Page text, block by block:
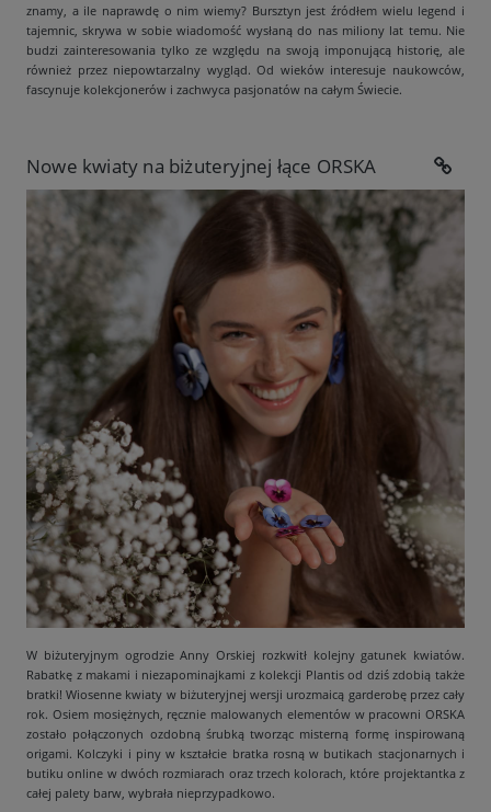
znamy, a ile naprawdę o nim wiemy? Bursztyn jest źródłem wielu legend i
tajemnic, skrywa w sobie wiadomość wysłaną do nas miliony lat temu. Nie
budzi zainteresowania tylko ze względu na swoją imponującą historię, ale
również przez niepowtarzalny wygląd. Od wieków interesuje naukowców,
fascynuje kolekcjonerów i zachwyca pasjonatów na całym Świecie.
Nowe kwiaty na biżuteryjnej łące ORSKA
W biżuteryjnym ogrodzie Anny Orskiej rozkwitł kolejny gatunek kwiatów.
Rabatkę z makami i niezapominajkami z kolekcji Plantis od dziś zdobią także
bratki! Wiosenne kwiaty w biżuteryjnej wersji urozmaicą garderobę przez cały
rok. Osiem mosiężnych, ręcznie malowanych elementów w pracowni ORSKA
zostało połączonych ozdobną śrubką tworząc misterną formę inspirowaną
origami. Kolczyki i piny w kształcie bratka rosną w butikach stacjonarnych i
butiku online w dwóch rozmiarach oraz trzech kolorach, które projektantka z
całej palety barw, wybrała nieprzypadkowo.